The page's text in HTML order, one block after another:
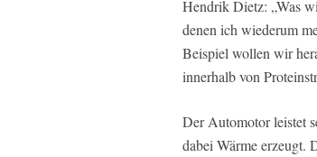
Hendrik Dietz: „Was
denen ich wiederum
Beispiel wollen wir
innerhalb von
Der Automotor leistet
dabei Wärme erzeugt.